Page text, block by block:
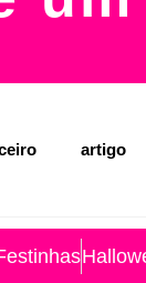
artigo